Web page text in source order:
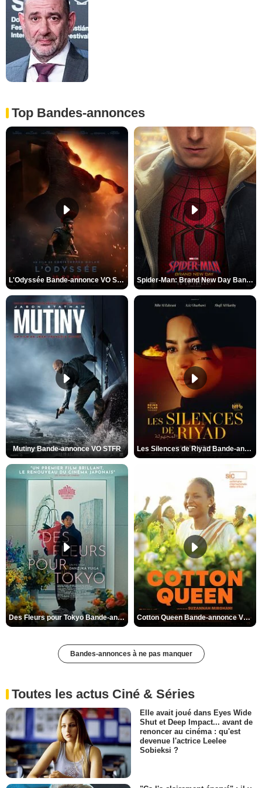
Top Bandes-annonces
L'Odyssée Bande-annonce VO STFR Spider-Man: Brand New Day Bande-annonce VO STFR
Mutiny Bande-annonce VO STFR Les Silences de Riyad Bande-annonce VO STFR
Des Fleurs pour Tokyo Bande-annonce VO STFR Cotton Queen Bande-annonce VO STFR
Bandes-annonces à ne pas manquer
Toutes les actus Ciné & Séries
Elle avait joué dans Eyes Wide
Shut et Deep Impact... avant de
renoncer au cinéma : qu'est
devenue l'actrice Leelee
Sobieksi ?